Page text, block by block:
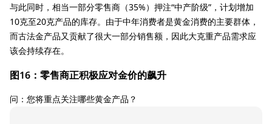
与此同时，相当一部分零售商（35%）押注“中产阶级”，计划增加
10克至20克产品的库存。由于中年消费者是黄金消费的主要群体，
而古法金产品又贡献了很大一部分销售额，因此大克重产品需求应
该会持续存在。
图16：零售商正积极应对金价的飙升
问：您将重点关注哪些黄金产品？